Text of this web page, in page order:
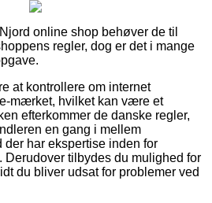
online shop behøver de til
regler, dog er det i mange
at kontrollere om internet
mærket, hvilket kan være et
efterkommer de danske regler,
en gang i mellem
har ekspertise inden for
Derudover tilbydes du mulighed for
du bliver udsat for problemer ved